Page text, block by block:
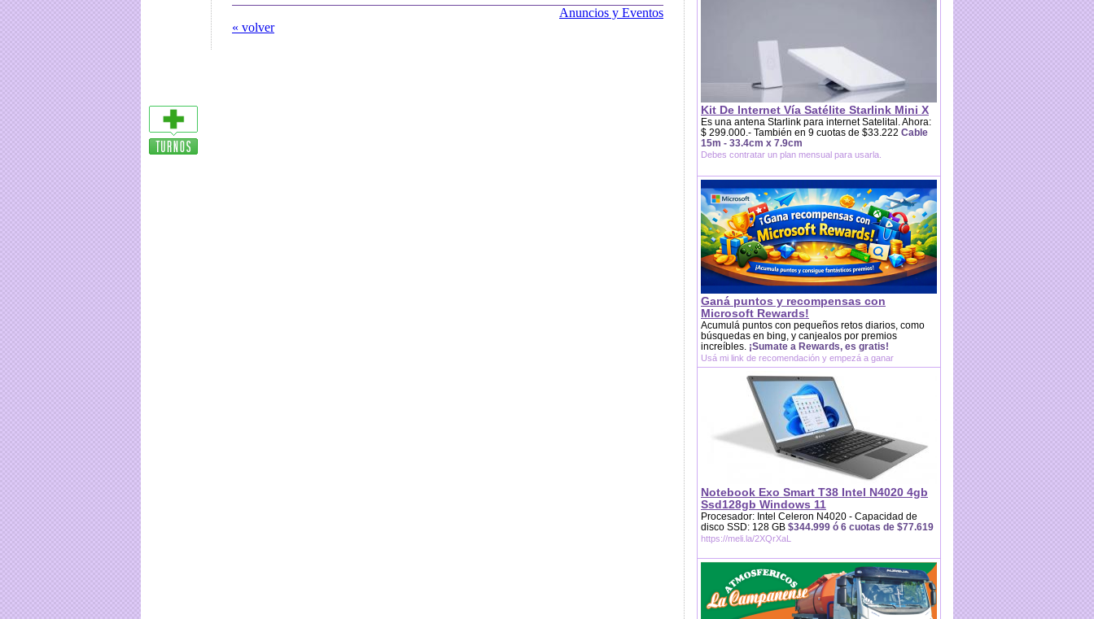
Anuncios y Eventos
« volver
Kit De Internet Vía Satélite Starlink Mini X
Es una antena Starlink para internet Satelital. Ahora:
$ 299.000.- También en 9 cuotas de $33.222 Cable
15m - 33.4cm x 7.9cm
Debes contratar un plan mensual para usarla.
Ganá puntos y recompensas con
Microsoft Rewards!
Acumulá puntos con pequeños retos diarios, como
búsquedas en bing, y canjealos por premios
increíbles. ¡Sumate a Rewards, es gratis!
Usá mi link de recomendación y empezá a ganar
Notebook Exo Smart T38 Intel N4020 4gb
Ssd128gb Windows 11
Procesador: Intel Celeron N4020 - Capacidad de
disco SSD: 128 GB $344.999 ó 6 cuotas de $77.619
https://meli.la/2XQrXaL